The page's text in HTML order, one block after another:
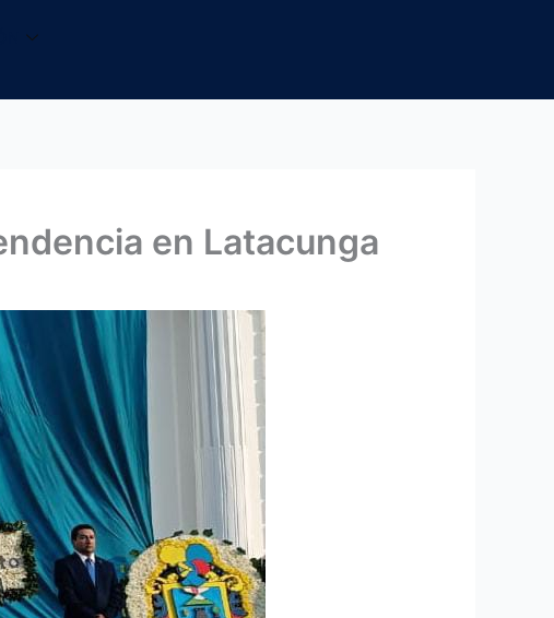
en Latacunga